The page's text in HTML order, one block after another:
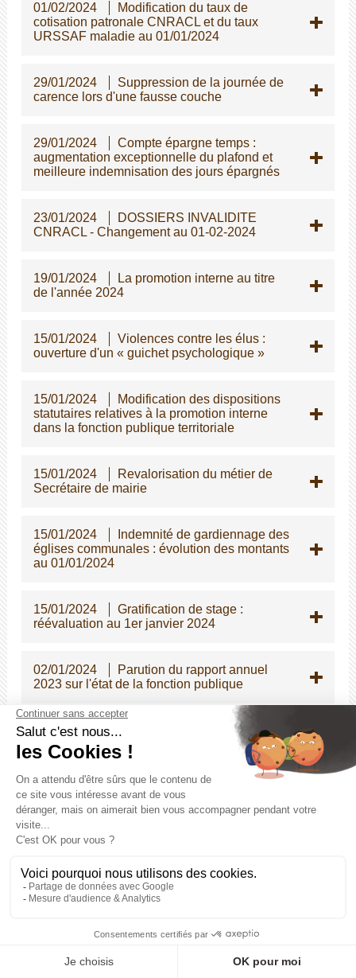
01/02/2024
Modification du taux de
cotisation patronale CNRACL et du taux
URSSAF maladie au 01/01/2024
29/01/2024
Suppression de la journée de
carence lors d'une fausse couche
29/01/2024
Compte épargne temps :
augmentation exceptionnelle du plafond et
meilleure indemnisation des jours épargnés
23/01/2024
DOSSIERS INVALIDITE
CNRACL - Changement au 01-02-2024
19/01/2024
La promotion interne au titre
de l'année 2024
15/01/2024
Violences contre les élus :
ouverture d'un « guichet psychologique »
15/01/2024
Modification des dispositions
statutaires relatives à la promotion interne
dans la fonction publique territoriale
15/01/2024
Revalorisation du métier de
Secrétaire de mairie
15/01/2024
Indemnité de gardiennage des
églises communales : évolution des montants
au 01/01/2024
15/01/2024
Gratification de stage :
réévaluation au 1er janvier 2024
02/01/2024
Parution du rapport annuel
2023 sur l'état de la fonction publique
12/12/2023
Ateliers Réseau de Secrétaire
de Mairie 61 : retour sur les rencontres sur le
territoire
12/12/2023
ATSEM principal de 2e classe
- Instauration d'une épreuve écrite
d'admissibilité pour le concours interne
05/12/2023
Modifications des dispositions
indiciaires applicables à certains cadres
04/12/2023
Stages pour les élèves de
seconde